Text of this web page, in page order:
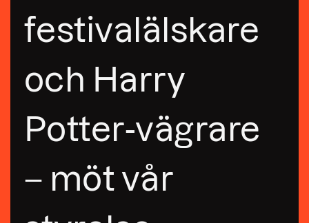
festivalälskare
och Harry
Potter-vägrare
– möt vår